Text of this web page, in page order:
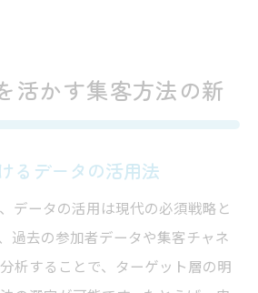
活かす集客方法の新
るデータの活用法
データの活用は現代の必須戦略と
過去の参加者データや集客チャネ
析することで、ターゲット層の明